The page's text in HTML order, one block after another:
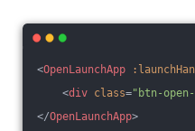
<OpenLaunchApp
<div class="btn-
</OpenLaunchApp>